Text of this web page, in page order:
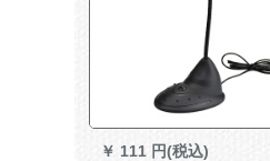
￥ 111 円(税込)